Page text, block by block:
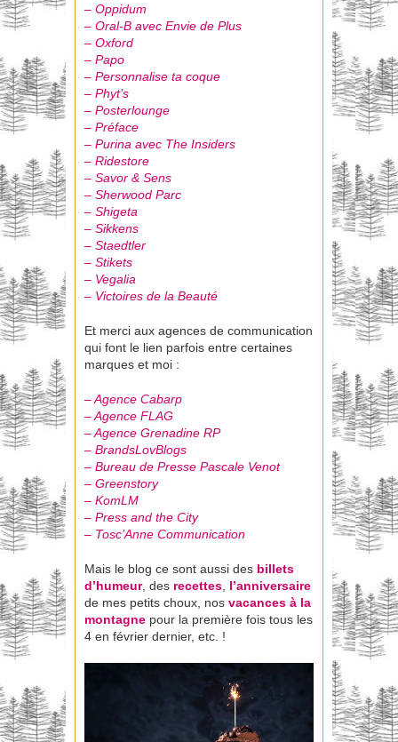
– Oppidum
– Oral-B avec Envie de Plus
– Oxford
– Papo
– Personnalise ta coque
– Phyt’s
– Posterlounge
– Préface
– Purina avec The Insiders
– Ridestore
– Savor & Sens
– Sherwood Parc
– Shigeta
– Sikkens
– Staedtler
– Stikets
– Vegalia
– Victoires de la Beauté
Et merci aux agences de communication
qui font le lien parfois entre certaines
marques et moi :
– Agence Cabarp
– Agence FLAG
– Agence Grenadine RP
– BrandsLovBlogs
– Bureau de Presse Pascale Venot
– Greenstory
– KomLM
– Press and the City
– Tosc’Anne Communication
Mais le blog ce sont aussi des billets
d’humeur, des recettes l’anniversaire
de mes petits choux, nos vacances à la
montagne pour la première fois tous les
4 en février dernier, etc. !